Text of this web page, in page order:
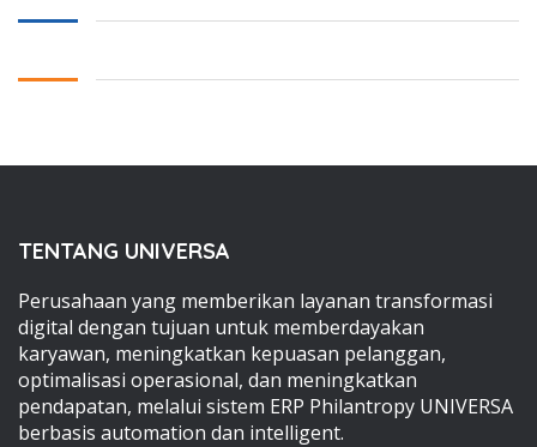
TENTANG UNIVERSA
Perusahaan yang memberikan layanan transformasi
digital dengan tujuan untuk memberdayakan
karyawan, meningkatkan kepuasan pelanggan,
optimalisasi operasional, dan meningkatkan
pendapatan, melalui sistem ERP Philantropy UNIVERSA
berbasis automation dan intelligent.